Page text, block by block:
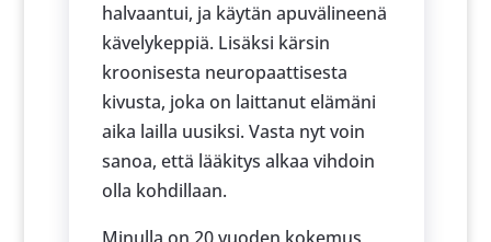
halvaantui, ja käytän apuvälineenä
kävelykeppiä. Lisäksi kärsin
kroonisesta neuropaattisesta
kivusta, joka on laittanut elämäni
aika lailla uusiksi. Vasta nyt voin
sanoa, että lääkitys alkaa vihdoin
olla kohdillaan.